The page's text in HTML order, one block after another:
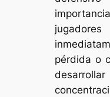
pérdida o